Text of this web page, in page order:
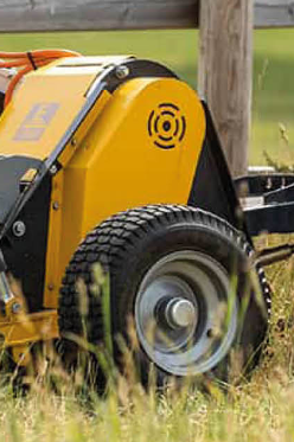
Passar till
Läs mer
1 648 kr
Inkl.
I
-
LÄGG I